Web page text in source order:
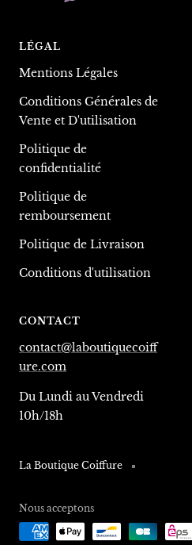
LÉGAL
Mentions Légales
Conditions Générales de
Vente et D'utilisation
Politique de
confidentialité
Politique de
remboursement
Politique de Livraison
Conditions d'utilisation
CONTACT
contact@laboutiquecoiff
ure.com
Du Lundi au Vendredi
10h/18h
La Boutique Coiffure
Nous acceptons